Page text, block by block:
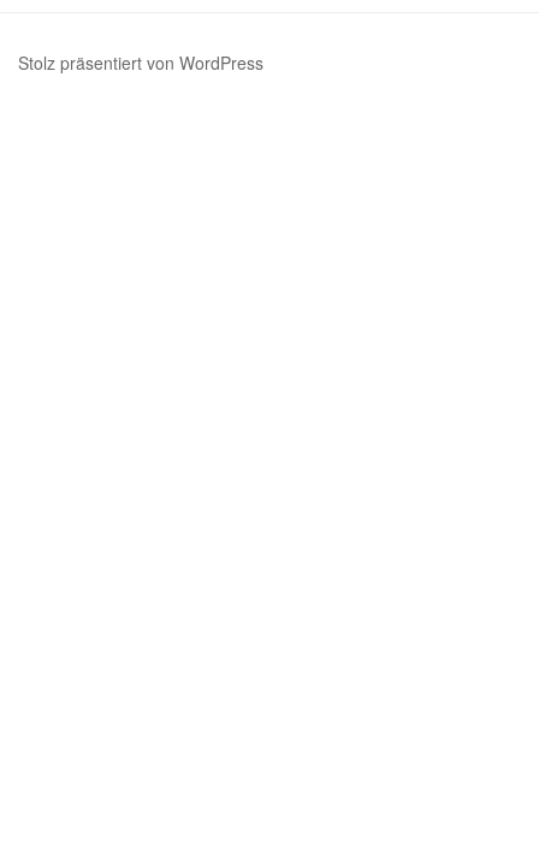
Stolz präsentiert von WordPress